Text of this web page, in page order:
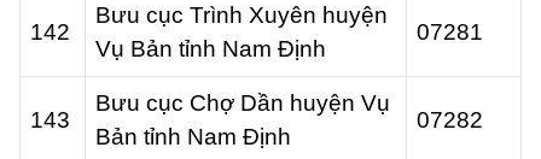
142
Bưu cục Trình Xuyên huyện
Vụ Bản tỉnh Nam Định
07281
143
Bưu cục Chợ Dần huyện Vụ
Bản tỉnh Nam Định
07282